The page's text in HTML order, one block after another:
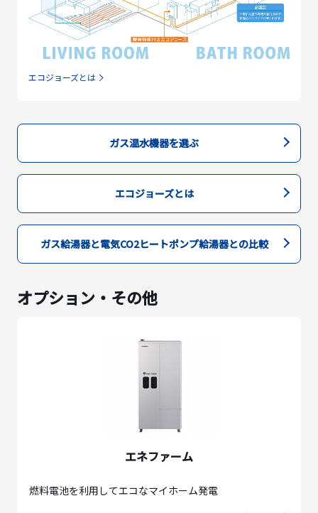
エコジョーズとは
ガス温水機器を選ぶ
エコジョーズとは
ガス給湯器と電気CO2ヒートポンプ給湯器との比較
オプション・その他
エネファーム
燃料電池を利用してエコなマイホーム発電